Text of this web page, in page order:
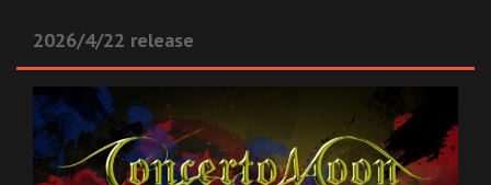
2026/4/22 release